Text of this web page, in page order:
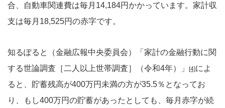
合、自動車関連費は毎月14,184円かかっています。家計収
支は毎月18,525円の赤字です。
知るぽると（金融広報中央委員会）「家計の金融行動に関
する世論調査［二人以上世帯調査］（令和4年）」
[4]によ
ると、貯蓄残高が400万円未満の方が35.5％となってお
り、もし400万円の貯蓄があったとしても、毎月赤字が続